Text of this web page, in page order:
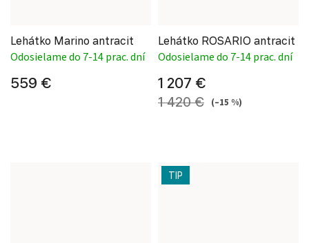
Lehátko Marino antracit
Odosielame do 7-14 prac. dní
559 €
Lehátko ROSARIO antracit
Odosielame do 7-14 prac. dní
1 207 €
1 420 € (–15 %)
TIP